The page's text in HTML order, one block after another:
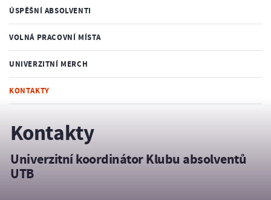
ÚSPĚŠNÍ ABSOLVENTI
VOLNÁ PRACOVNÍ MÍSTA
UNIVERZITNÍ MERCH
KONTAKTY
Kontakty
Univerzitní koordinátor Klubu absolventů
UTB